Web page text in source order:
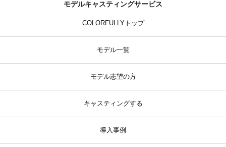
モデルキャスティングサービス
COLORFULLYトップ
モデル一覧
モデル志望の方
キャスティングする
導入事例